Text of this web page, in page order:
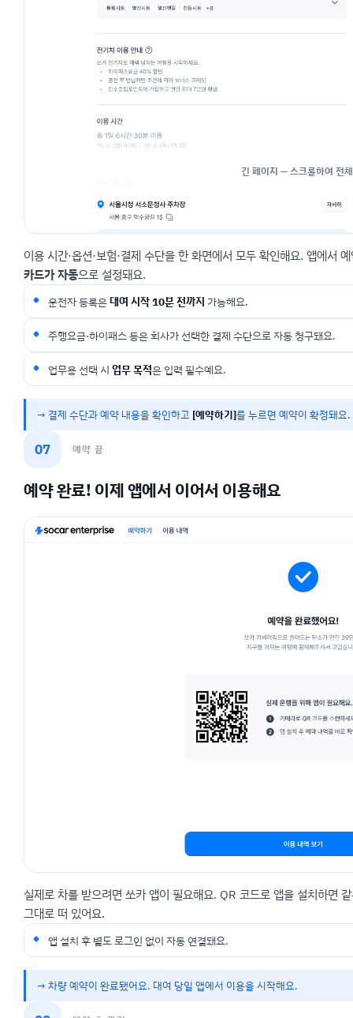
이용 시간·옵션·보험·결제 수단을 한 화면에서 모두 확인해요. 앱에서
카드가 자동으로 설정돼요.
운전자 등록은대여 시작 10분 전까지 가능해요.
주행요금·하이패스 등은 회사가 선택한 결제 수단으로 자동 청구돼요.
업무용 선택 시 업무 목적은 입력 필수예요.
→ 결제 수단과 예약 내용을 확인하고 [예약하기]를 누르면 예약이 확정돼요.
07 예약 끝
예약 완료! 이제 앱에서 이어서 이용해요
실제로 차를 받으려면 쏘카 앱이 필요해요. QR 코드로 앱을 설치하면
그대로 떠 있어요.
앱 설치 후 별도 로그인 없이 자동 연결돼요.
→ 차량 예약이 완료됐어요. 대여 당일 앱에서 이용을 시작해요.